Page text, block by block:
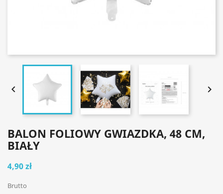
 
BALON FOLIOWY GWIAZDKA, 48 CM,
BIAŁY
4,90 zł
Brutto